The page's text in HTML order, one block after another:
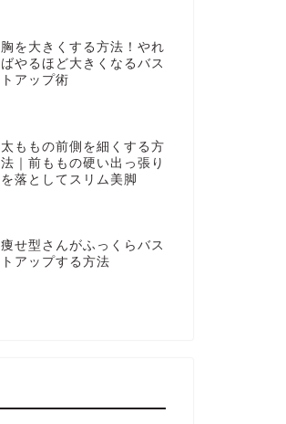
胸を大きくする方法！やれ
ばやるほど大きくなるバス
トアップ術
太ももの前側を細くする方
法｜前ももの硬い出っ張り
を落としてスリム美脚
痩せ型さんがふっくらバス
トアップする方法